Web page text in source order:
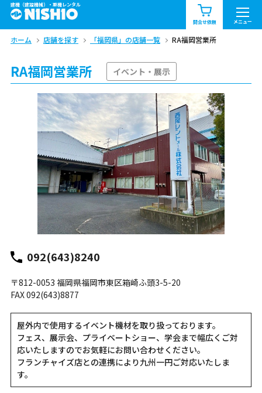
建機（建設機械）・重機レンタル
問合せ依頼 メニュー
商品一覧 お知らせ一覧
問合せ依頼リスト お問合せ
エリア情報を見る
北海道 東北 関東
中部 関西 中国・四国
九州・沖縄（外部）
ホーム 店舗を探す 「福岡県」の店舗一覧 RA福岡営業所
RA福岡営業所 イベント・展示
092(643)8240
〒812-0053 福岡県福岡市東区箱崎ふ頭3-5-20
FAX 092(643)8877
屋外内で使用するイベント機材を取り扱っております。
フェス、展示会、プライベートショー、学会まで幅広くご対
応いたしますのでお気軽にお問い合わせください。
フランチャイズ店との連携により九州一円ご対応いたしま
す。